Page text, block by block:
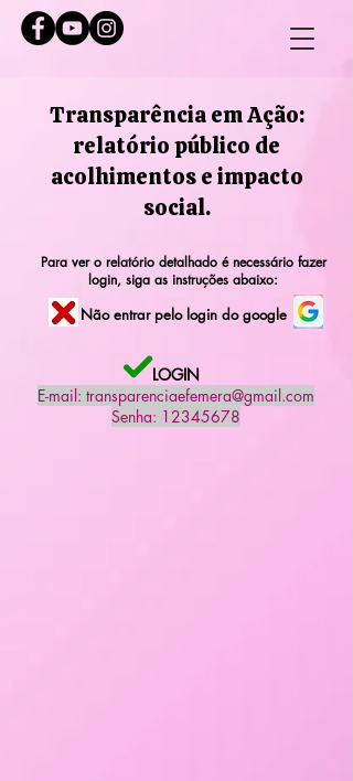
Transparência em Ação:
relatório público de
acolhimentos e impacto
social.
Para ver o relatório detalhado é necessário fazer
login, siga as instruções abaixo:
Não entrar pelo login do google
LOGIN
E-mail: transparenciaefemera@gmail.com
Senha: 12345678